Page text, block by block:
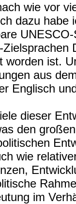
wie vor
dazu habe
worden ist.
aus
Englisch
dieser
den
wie
im